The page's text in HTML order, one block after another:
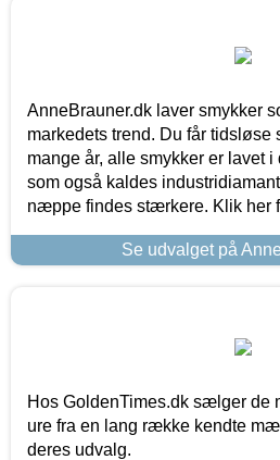
AnneBrauner.dk laver smykker
markedets trend. Du får tidsløse
mange år, alle smykker er lavet
som også kaldes
næppe findes stærkere. Klik her
Se udvalget på
Hos GoldenTimes.dk sælger de
ure fra en lang række kendte
deres udvalg.